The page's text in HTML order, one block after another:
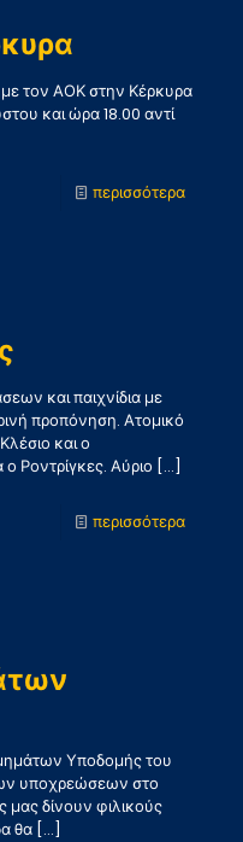
τον ΑΟΚ στην Κέρκυρα
και ώρα 18.00 αντί
περισσότερα-
και παιχνίδια με
προπόνηση. Ατομικό
και ο
Ροντρίγκες. Αύριο […]
περισσότερα-
Υποδομής του
υποχρεώσεων στο
δίνουν φιλικούς
θα […]